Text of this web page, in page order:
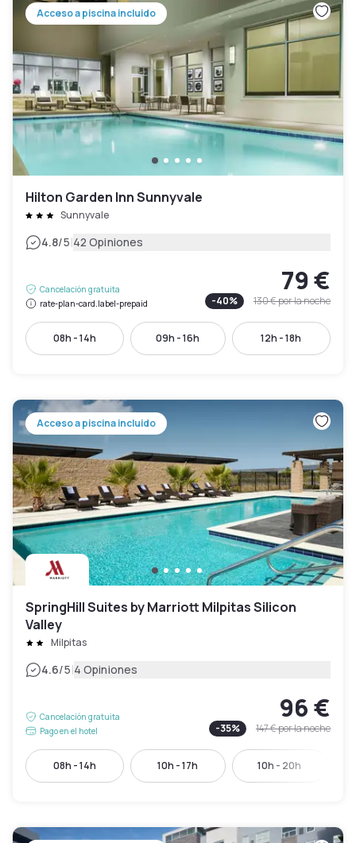
Acceso a piscina incluido
Hilton Garden Inn Sunnyvale
Sunnyvale
4.8/5|42 Opiniones
Cancelación gratuita
rate-plan-card.label-prepaid
79 €
-40% 130 €por la noche
08h - 14h 09h - 16h 12h - 18h
Acceso a piscina incluido
SpringHill Suites by Marriott Milpitas Silicon
Valley
Milpitas
4.6/5|4 Opiniones
Cancelación gratuita
Pago en el hotel
96 €
-35% 147 €por la noche
08h - 14h 10h - 17h 10h - 20h